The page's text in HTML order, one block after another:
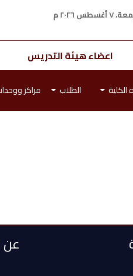
أغسطس ٢٠٢٦ م
اعضاء هيئة التدريس
الكلية الطلاب مراكز
عن